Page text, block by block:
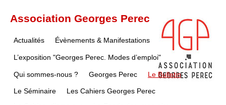
Association Georges Perec
Actualités Évènements & Manifestations
L’exposition "Georges Perec. Modes d’emploi"
Qui sommes-nous ? Georges Perec Le Bulletin
Le Séminaire Les Cahiers Georges Perec